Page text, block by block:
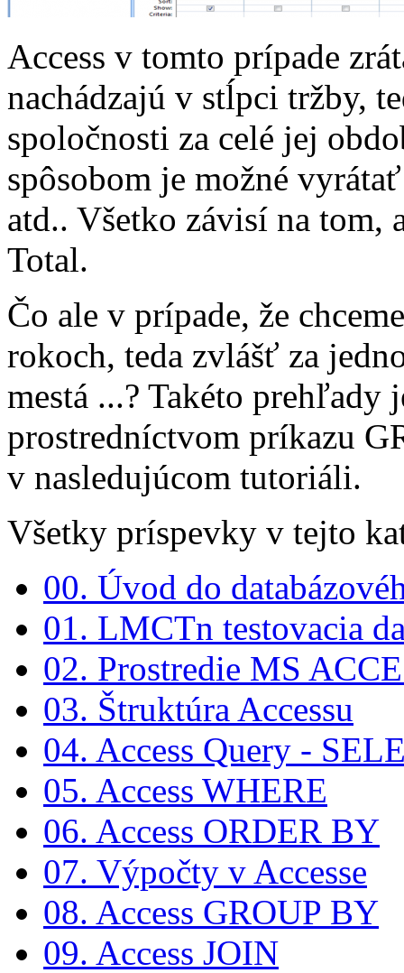
Access v tomto prípade
nachádzajú v stĺpci tržby,
spoločnosti za celé jej
spôsobom je možné
atd.. Všetko závisí na
Total.
Čo ale v prípade, že
rokoch, teda zvlášť za
mestá ...? Takéto prehľady
prostredníctvom príkazu
v nasledujúcom tutoriáli.
Všetky príspevky v tejto
00. Úvod do
01. LMCTn testovacia
02. Prostredie MS
03. Štruktúra Accessu
04. Access Query -
05. Access WHERE
06. Access ORDER BY
07. Výpočty v Accesse
08. Access GROUP BY
09. Access JOIN